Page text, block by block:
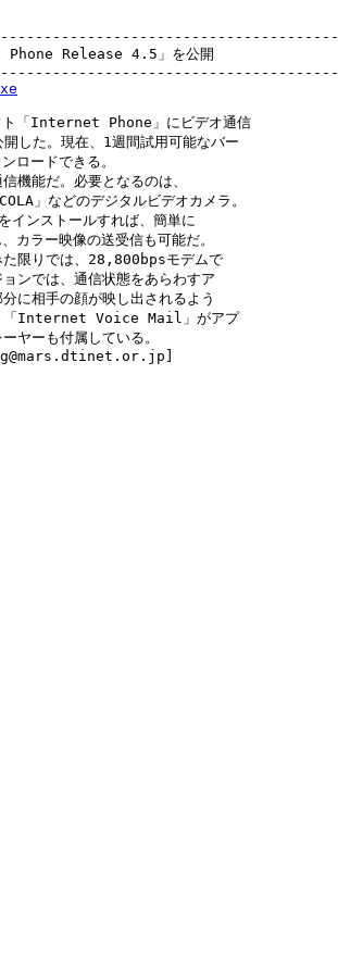
Phone Release 4.5」を公開
ト「Internet Phone」にビデオ通信
した。現在、1週間試用可能なバー
ロードできる。
機能だ。必要となるのは、
」などのデジタルビデオカメラ。
ンストールすれば、簡単に
カラー映像の送受信も可能だ。
た限りでは、28,800bpsモデムで
ンでは、通信状態をあらわすア
に相手の顔が映し出されるよう
ト「Internet Voice Mail」がアプ
ヤーも付属している。